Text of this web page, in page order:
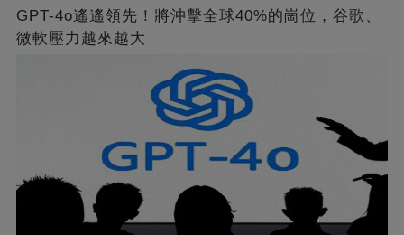
GPT-4o遙遙領先！將沖擊全球40%的崗位，谷歌、
微軟壓力越來越大